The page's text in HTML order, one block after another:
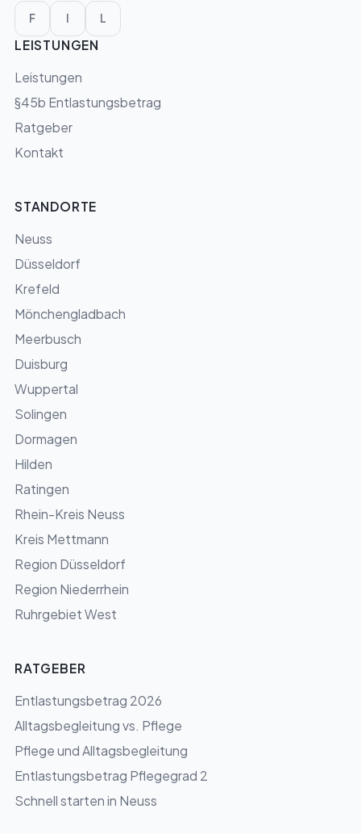
F I L
LEISTUNGEN
Leistungen
§45b Entlastungsbetrag
Ratgeber
Kontakt
STANDORTE
Neuss
Düsseldorf
Krefeld
Mönchengladbach
Meerbusch
Duisburg
Wuppertal
Solingen
Dormagen
Hilden
Ratingen
Rhein-Kreis Neuss
Kreis Mettmann
Region Düsseldorf
Region Niederrhein
Ruhrgebiet West
RATGEBER
Entlastungsbetrag 2026
Alltagsbegleitung vs. Pflege
Pflege und Alltagsbegleitung
Entlastungsbetrag Pflegegrad 2
Schnell starten in Neuss